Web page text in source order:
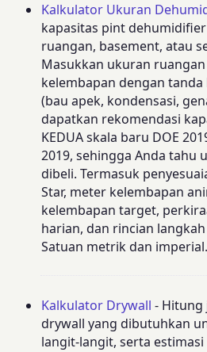
Kalkulator Ukuran
kapasitas pint
ruangan, basement, atau
Masukkan ukuran
kelembapan dengan
(bau apek, kondensasi,
dapatkan rekomendasi
KEDUA skala baru DOE
2019, sehingga Anda tahu
dibeli. Termasuk
Star, meter kelembapan
kelembapan target,
harian, dan rincian
Satuan metrik dan imperial.
Kalkulator Drywall - Hitung
drywall yang dibutuhkan
langit-langit, serta